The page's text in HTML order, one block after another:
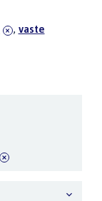
, verwijder
vaste